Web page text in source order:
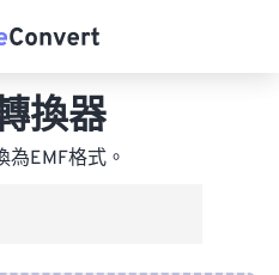
換器
為EMF格式。